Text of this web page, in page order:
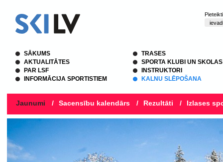
SĀKUMS
AKTUALITĀTES
PAR LSF
INFORMĀCIJA SPORTISTIEM
TRASES
SPORTA KLUBI UN SKOLAS
INSTRUKTORI
KALNU SLĒPOŠANA
Jaunumi / Sacensību kalendārs / Rezultāti / Izlases